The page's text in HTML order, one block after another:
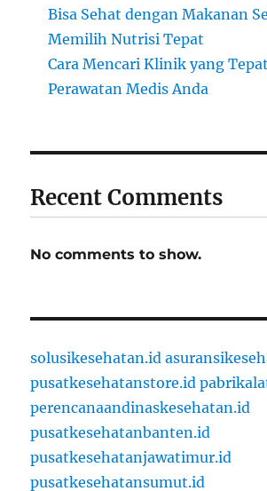
Bisa Sehat dengan Makanan
Memilih Nutrisi Tepat
Cara Mencari Klinik yang
Perawatan Medis Anda
Recent Comments
No comments to show.
solusikesehatan.id
pusatkesehatanstore.id
perencanaandinaskesehatan.id
pusatkesehatanbanten.id
pusatkesehatanjawatimur.id
pusatkesehatansumut.id